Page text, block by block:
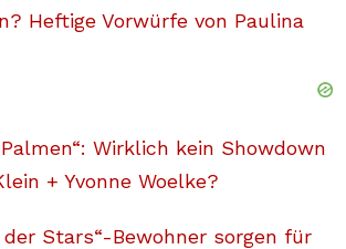
Heftige Vorwürfe von Paulina
Wirklich kein Showdown
+ Yvonne Woelke?
der Stars“-Bewohner sorgen für